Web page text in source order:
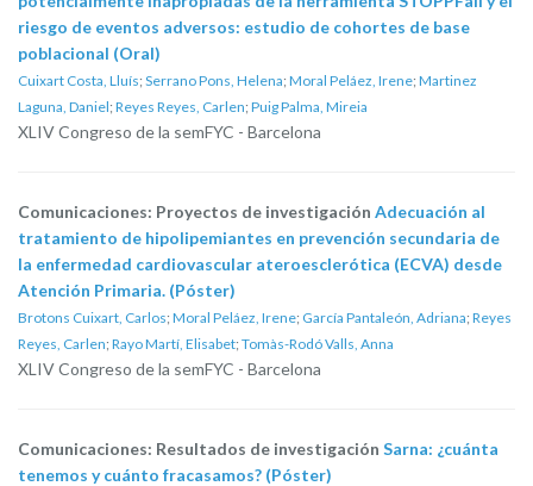
riesgo de eventos adversos: estudio de cohortes de base
poblacional (Oral)
Cuixart Costa, Lluís; Serrano Pons, Helena; Moral Peláez, Irene; Martinez
Laguna, Daniel; Reyes Reyes, Carlen; Puig Palma, Mireia
XLIV Congreso de la semFYC - Barcelona
Comunicaciones: Proyectos de investigación Adecuación al
tratamiento de hipolipemiantes en prevención secundaria de
la enfermedad cardiovascular ateroesclerótica (ECVA) desde
Atención Primaria. (Póster)
Brotons Cuixart, Carlos; Moral Peláez, Irene; García Pantaleón, Adriana; Reyes
Reyes, Carlen; Rayo Martí, Elisabet; Tomàs-Rodó Valls, Anna
XLIV Congreso de la semFYC - Barcelona
Comunicaciones: Resultados de investigación Sarna: ¿cuánta
tenemos y cuánto fracasamos? (Póster)